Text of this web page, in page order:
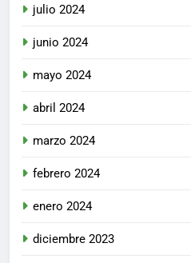
julio 2024
junio 2024
mayo 2024
abril 2024
marzo 2024
febrero 2024
enero 2024
diciembre 2023